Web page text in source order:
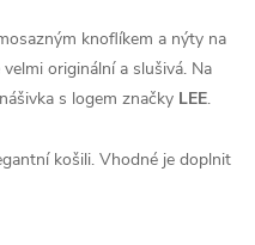
knoflíkem a nýty na
originální a slušivá. Na
s logem značky LEE.
košili. Vhodné je doplnit